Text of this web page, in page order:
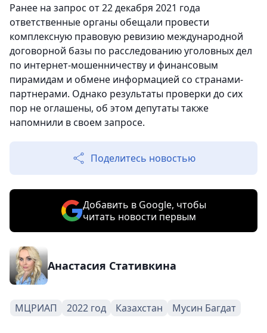
Ранее на запрос от 22 декабря 2021 года
ответственные органы обещали провести
комплексную правовую ревизию международной
договорной базы по расследованию уголовных дел
по интернет-мошенничеству и финансовым
пирамидам и обмене информацией со странами-
партнерами. Однако результаты проверки до сих
пор не оглашены, об этом депутаты также
напомнили в своем запросе.
Поделитесь новостью
Добавить в Google, чтобы
читать новости первым
Анастасия Стативкина
МЦРИАП 2022 год Казахстан Мусин Багдат